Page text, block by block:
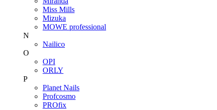
Miss Mills
Mizuka
MOWE professional
N
Nailico
O
OPI
ORLY
P
Planet Nails
Profcosmo
PROfix